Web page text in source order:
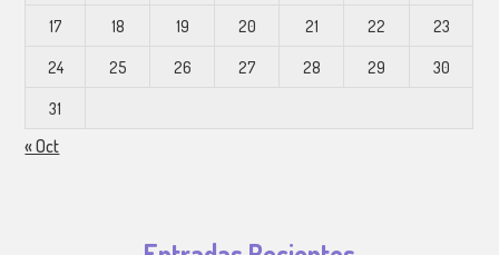
17 18 19 20 21 22 23
24 25 26 27 28 29 30
31
« Oct